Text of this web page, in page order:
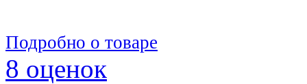
Подробно о товаре
8 оценок